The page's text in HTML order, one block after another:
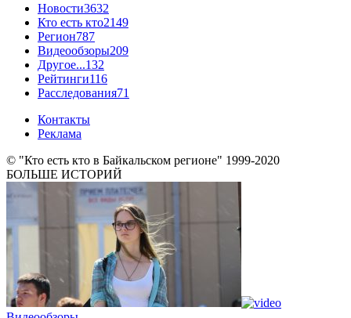
Новости3632
Кто есть кто2149
Регион787
Видеообзоры209
Другое...132
Рейтинги116
Расследования71
Контакты
Реклама
© "Кто есть кто в Байкальском регионе" 1999-2020
БОЛЬШЕ ИСТОРИЙ